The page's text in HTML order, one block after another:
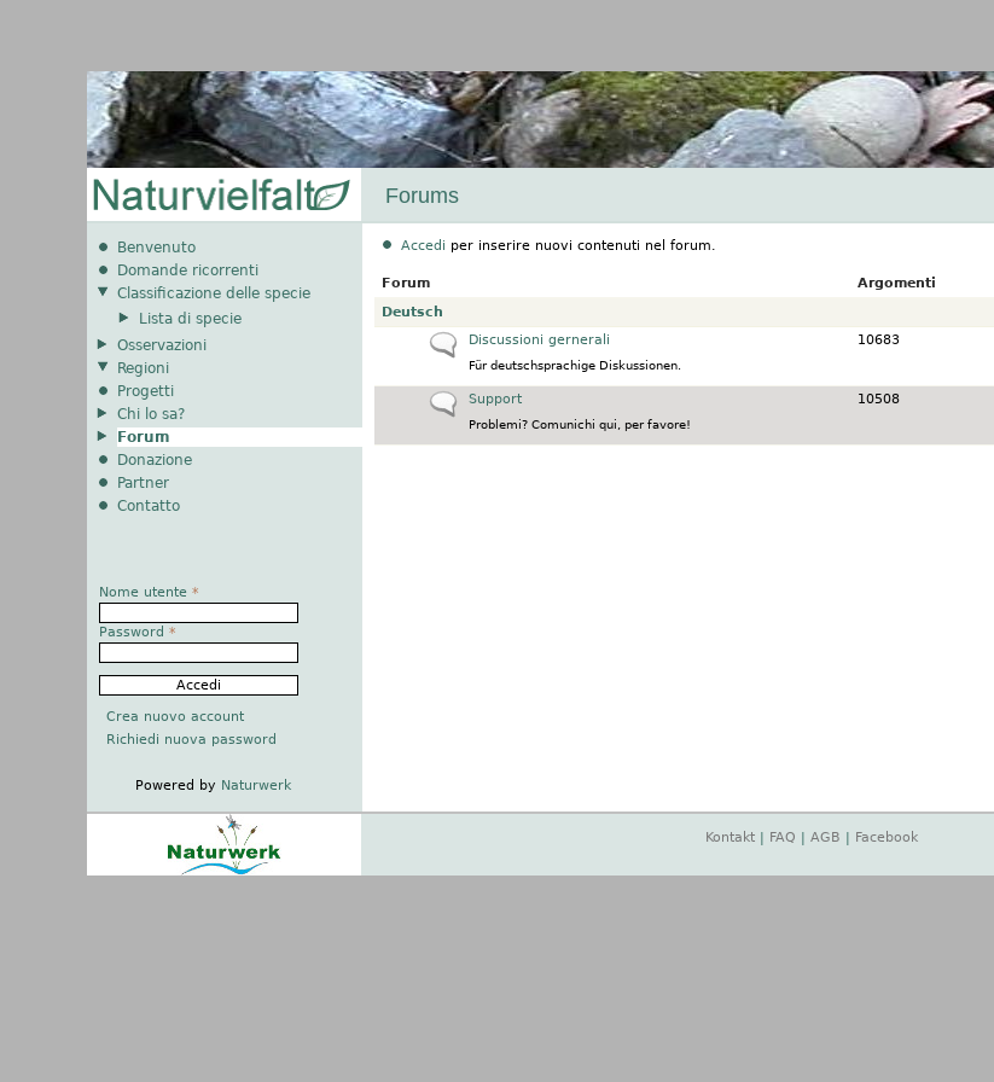
Forums
Accedi per inserire nuovi contenuti nel forum.
Forum Argomenti
Nessun nuovo post
Deutsch
Nessun nuovo post
Discussioni gernerali
Für deutschsprachige Diskussionen.
10683
Nessun nuovo post
Support
Problemi? Comunichi qui, per favore!
10508
Benvenuto
Domande ricorrenti
Classificazione delle specie
Lista di specie
Osservazioni
Regioni
Progetti
Chi lo sa?
Forum
Donazione
Partner
Contatto
Nome utente *
Password *
Crea nuovo account
Richiedi nuova password
Powered by Naturwerk
Kontakt FAQ AGB Facebook